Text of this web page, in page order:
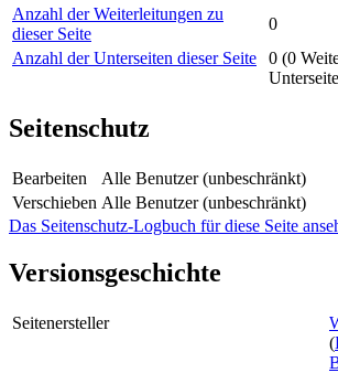
Anzahl der Weiterleitungen zu
dieser Seite
0
Anzahl der Unterseiten dieser Seite
0 (0
Seitenschutz
Bearbeiten
Alle Benutzer (unbeschränkt)
Verschieben Alle Benutzer (unbeschränkt)
Das Seitenschutz-Logbuch für diese Seite
Versionsgeschichte
Seitenersteller
(